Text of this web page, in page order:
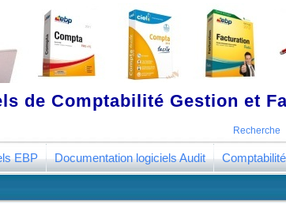
de Comptabilité Gestion et
Recherche
EBP Documentation logiciels Audit Comptabilité